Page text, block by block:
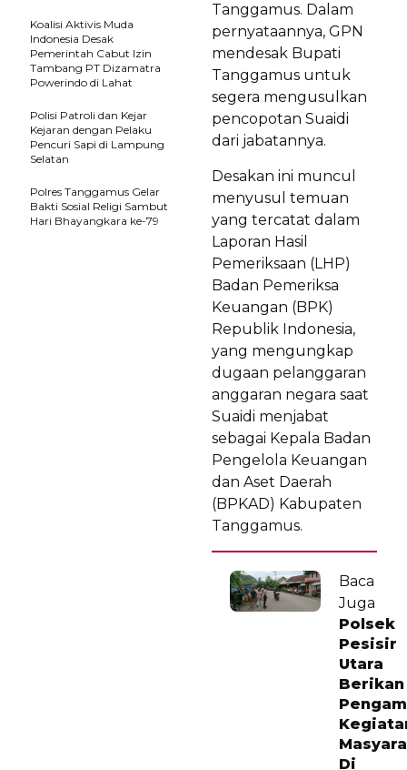
Tanggamus. Dalam
pernyataannya, GPN
mendesak Bupati
Tanggamus untuk
segera mengusulkan
pencopotan Suaidi
dari jabatannya.
Desakan ini muncul
menyusul temuan
yang tercatat dalam
Laporan Hasil
Pemeriksaan (LHP)
Badan Pemeriksa
Keuangan (BPK)
Republik Indonesia,
yang mengungkap
dugaan pelanggaran
anggaran negara saat
Suaidi menjabat
sebagai Kepala Badan
Pengelola Keuangan
dan Aset Daerah
(BPKAD) Kabupaten
Tanggamus.
Baca
Juga
Polsek
Pesisir
Utara
Berikan
Di
Koalisi Aktivis Muda
Indonesia Desak
Pemerintah Cabut Izin
Tambang PT Dizamatra
Powerindo di Lahat
Polisi Patroli dan Kejar
Kejaran dengan Pelaku
Pencuri Sapi di Lampung
Selatan
Polres Tanggamus Gelar
Bakti Sosial Religi Sambut
Hari Bhayangkara ke-79